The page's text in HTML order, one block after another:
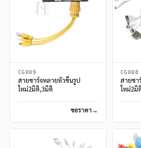
CG009
สายชาร์จหลายหัวขึ้นรูป
ใหม่2มิติ,3มิติ
ขอราคา
CG008
สายชา
ใหม่2มิ